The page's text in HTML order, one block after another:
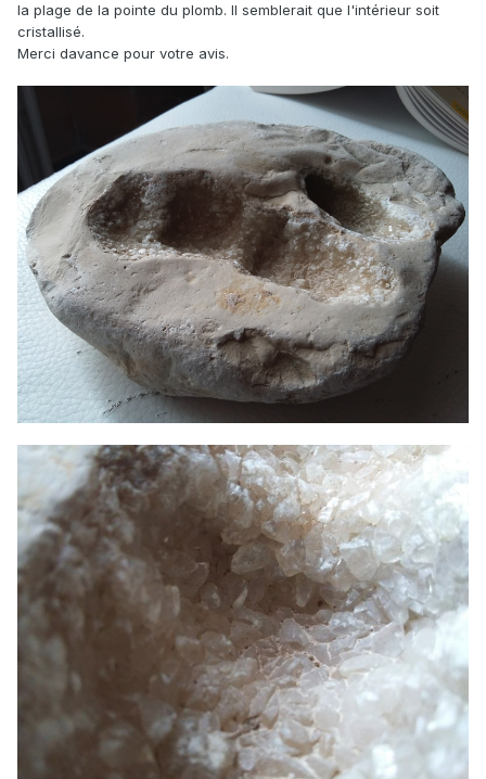
la plage de la pointe du plomb. Il semblerait que l'intérieur soit
cristallisé.
Merci davance pour votre avis.